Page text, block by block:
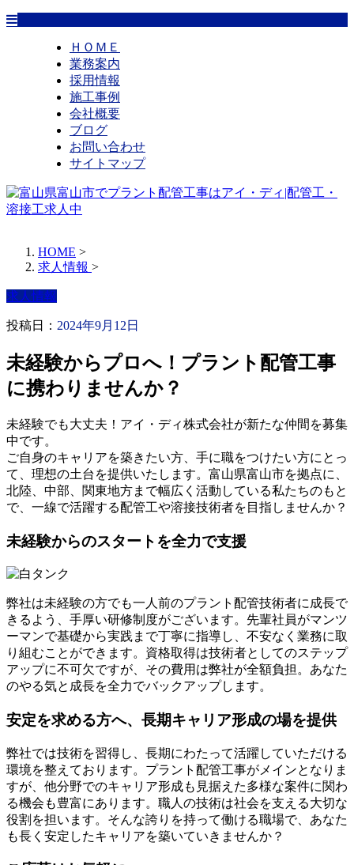
ＨＯＭＥ
業務案内
採用情報
施工事例
会社概要
ブログ
お問い合わせ
サイトマップ
HOME >
求人情報 >
求人情報
投稿日： 2024年9月12日
未経験からプロへ！プラント配管工事
に携わりませんか？
未経験でも大丈夫！アイ・ディ株式会社が新たな仲間を募集
中です。
ご自身のキャリアを築きたい方、手に職をつけたい方にとっ
て、理想の土台を提供いたします。富山県富山市を拠点に、
北陸、中部、関東地方まで幅広く活動している私たちのもと
で、一線で活躍する配管工や溶接技術者を目指しませんか？
未経験からのスタートを全力で支援
弊社は未経験の方でも一人前のプラント配管技術者に成長で
きるよう、手厚い研修制度がございます。先輩社員がマンツ
ーマンで基礎から実践まで丁寧に指導し、不安なく業務に取
り組むことができます。資格取得は技術者としてのステップ
アップに不可欠ですが、その費用は弊社が全額負担。あなた
のやる気と成長を全力でバックアップします。
安定を求める方へ、長期キャリア形成の場を提供
弊社では技術を習得し、長期にわたって活躍していただける
環境を整えております。プラント配管工事がメインとなりま
すが、他分野でのキャリア形成も見据えた多様な案件に関わ
る機会も豊富にあります。職人の技術は社会を支える大切な
役割を担います。そんな誇りを持って働ける職場で、あなた
も長く安定したキャリアを築いていきませんか？